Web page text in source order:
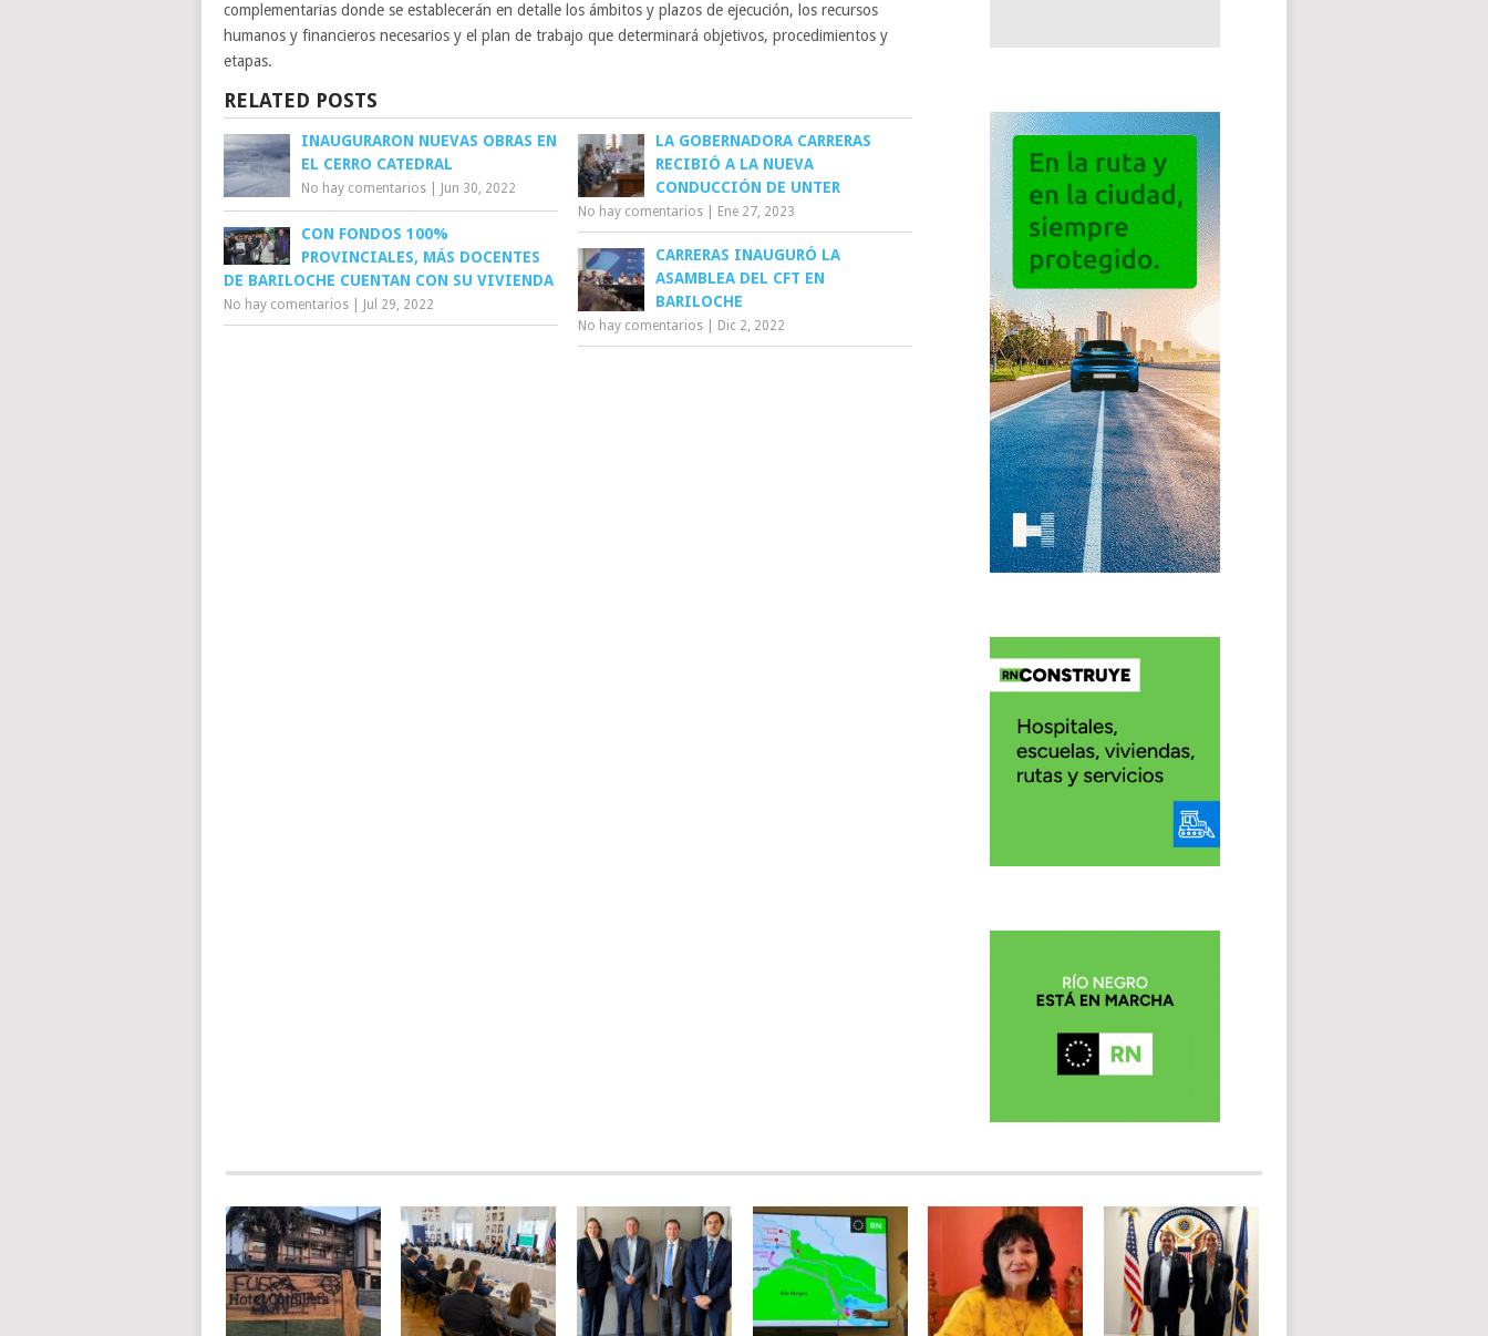
complementarias donde se establecerán en detalle los ámbitos y plazos de ejecución, los recursos
humanos y financieros necesarios y el plan de trabajo que determinará objetivos, procedimientos y
etapas.
RELATED POSTS
INAUGURARON NUEVAS OBRAS EN
EL CERRO CATEDRAL
No hay comentarios Jun 30, 2022
LA GOBERNADORA CARRERAS
RECIBIÓ A LA NUEVA
CONDUCCIÓN DE UNTER
No hay comentarios Ene 27, 2023
CON FONDOS 100%
PROVINCIALES, MÁS DOCENTES
DE BARILOCHE CUENTAN CON SU VIVIENDA
No hay comentarios Jul 29, 2022
CARRERAS INAUGURÓ LA
ASAMBLEA DEL CFT EN
BARILOCHE
No hay comentarios Dic 2, 2022